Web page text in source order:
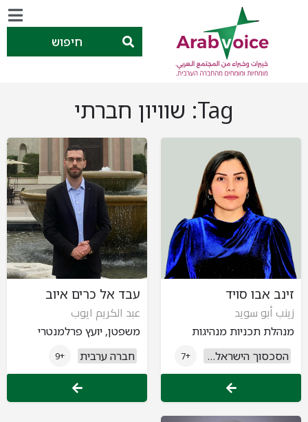
חיפוש
Tag: שוויון חברתי
זינב אבו סויד
زينب أبو سويد
מנהלת תכניות מנהיגות
הסכסוך הישראלי פלסטיני
+7
עבד אל כרים איוב
عبد الكريم ايوب
משפטן, יועץ פרלמנטרי
חברה ערבית
+9